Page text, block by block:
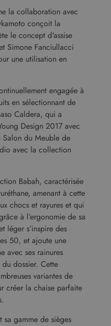
la collaboration avec
conçoit la
le concept d'assise
Simone Fanciullacci
une utilisation en
engagée à
en sélectionnant de
Caldera, qui a
Design 2017 avec
Salon du Meuble de
avec la collection
Babah, caractérisée
amenant à cette
chocs et rayures et qui
à l’ergonomie de sa
léger s’inspire des
50, et ajoute une
avec ses rainures
du dossier. Cette
variantes de
créer la chaise parfaite
gamme de sièges